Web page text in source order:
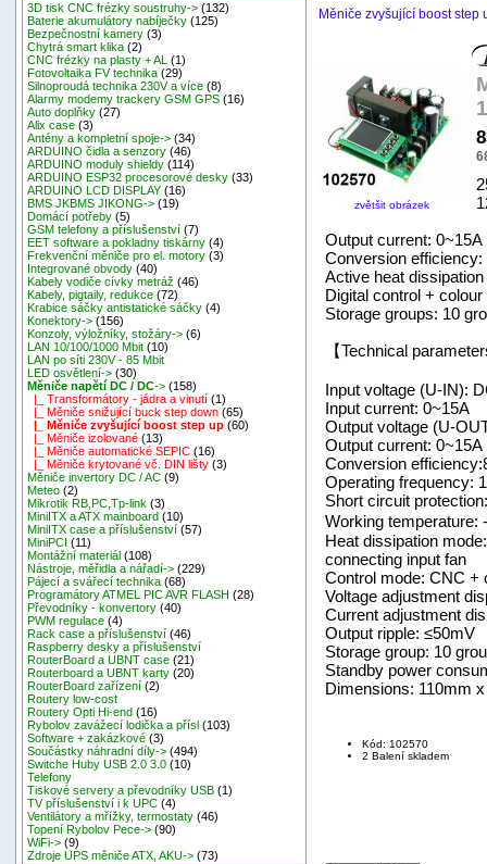
3D tisk CNC frézky soustruhy-> (132)
Baterie akumulátory nabíječky (125)
Bezpečnostní kamery (3)
Chytrá smart klika (2)
CNC frézky na plasty + AL
(1)
Fotovoltaika FV technika (29)
Silnoproudá technika 230V a více (8)
Alarmy modemy trackery GSM GPS (16)
Auto doplňky (27)
Alix case (3)
Antény a kompletní spoje-> (34)
ARDUINO čidla a senzory (46)
ARDUINO moduly shieldy (114)
ARDUINO ESP32 procesorové desky (33)
ARDUINO LCD DISPLAY (16)
BMS JKBMS JIKONG-> (19)
Domácí potřeby (5)
GSM telefony a příslušenství (7)
EET software a pokladny tiskárny (4)
Frekvenční měniče pro el. motory (3)
Integrované obvody (40)
Kabely vodiče cívky metráž (46)
Kabely, pigtaily, redukce (72)
Krabice sáčky antistatické sáčky (4)
Konektory-> (156)
Konzoly, výložníky, stožáry-> (6)
LAN 10/100/1000 Mbit (10)
LAN po síti 230V - 85 Mbit
LED osvětlení-> (30)
Měniče napětí DC / DC-> (158)
|_ Transformátory - jádra a vinutí (1)
|_ Měniče snižující buck step down (65)
|_ Měniče zvyšující boost step up (60)
|_ Měniče izolované (13)
|_ Měniče automatické SEPIC (16)
|_ Měniče krytované vč. DIN lišty (3)
Měniče invertory DC / AC (9)
Meteo (2)
Mikrotik RB,PC,Tp-link (3)
MiniITX a ATX mainboard (10)
MiniITX case a příslušenství (57)
MiniPCI (11)
Montážní materiál (108)
Nástroje, měřidla a nářadí-> (229)
Pájecí a svářecí technika (68)
Programátory ATMEL PIC AVR FLASH (28)
Převodníky - konvertory (40)
PWM regulace (4)
Rack case a příslušenství (46)
Raspberry desky a příslušenství
RouterBoard a UBNT case (21)
Routerboard a UBNT karty (20)
RouterBoard zařízení (2)
Routery low-cost
Routery Opti Hi-end (16)
Rybolov zavážecí lodička a přísl (103)
Software + zakázkové (3)
Součástky náhradní díly-> (494)
Switche Huby USB 2.0 3.0 (10)
Telefony
Tiskové servery a převodníky USB (1)
TV příslušenství i k UPC (4)
Ventilátory a mřížky, termostaty (46)
Topení Rybolov Pece-> (90)
WiFi-> (9)
Zdroje UPS měniče ATX, AKU-> (73)
Měniče zvyšující boost step
zvětšit obrázek
Output current: 0~15A
Conversion efficiency:
Active heat
Digital control +
Storage groups: 10
【Technical
Input voltage (U-IN):
Input current: 0~15A
Output voltage (U-
Output current: 0~15A
Conversion
Operating frequency:
Short circuit
Working
Heat dissipation
connecting input fan
Control mode: CNC +
Voltage adjustment
Current adjustment
Output ripple: ≤50mV
Storage group: 10
Standby power
Dimensions: 110mm
Kód: 102570
2 Balení skladem